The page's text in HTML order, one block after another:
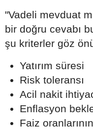
"Vadeli mevduat
bir doğru cevabı
şu kriterler göz
Yatırım süresi
Risk toleransı
Acil nakit
Enflasyon
Faiz